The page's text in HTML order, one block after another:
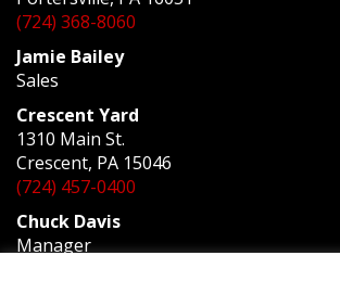
(724) 368-8060
Jamie Bailey
Sales
Crescent Yard
1310 Main St.
Crescent, PA 15046
(724) 457-0400
Chuck Davis
Manager